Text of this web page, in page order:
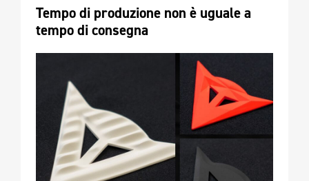
Tempo di produzione non è uguale a
tempo di consegna